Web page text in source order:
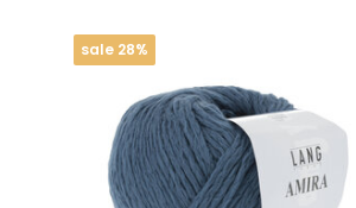
sale 28%